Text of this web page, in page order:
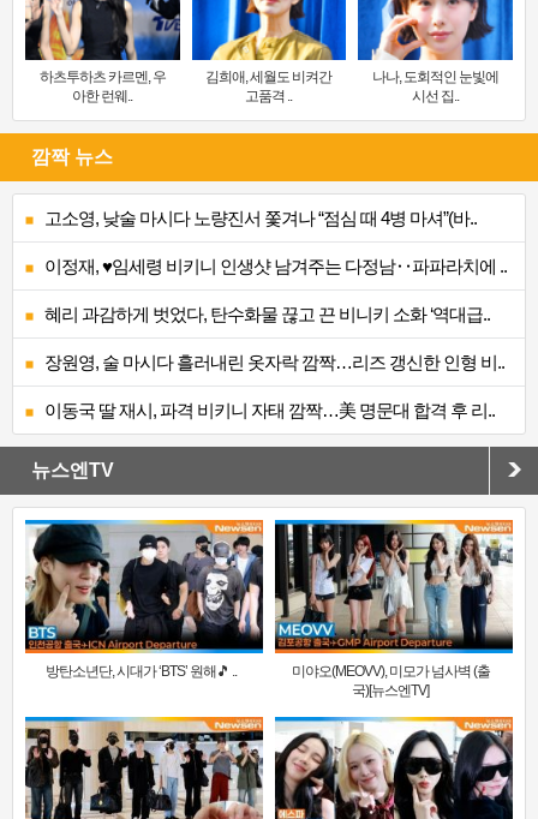
하츠투하츠 카르멘, 우
아한 런웨..
김희애, 세월도 비켜간
고품격 ..
나나, 도회적인 눈빛에
시선 집..
깜짝 뉴스
고소영, 낮술 마시다 노량진서 쫓겨나 “점심 때 4병 마셔”(바..
이정재, ♥임세령 비키니 인생샷 남겨주는 다정남‥파파라치에 ..
혜리 과감하게 벗었다, 탄수화물 끊고 끈 비니키 소화 ‘역대급..
장원영, 술 마시다 흘러내린 옷자락 깜짝…리즈 갱신한 인형 비..
이동국 딸 재시, 파격 비키니 자태 깜짝…美 명문대 합격 후 리..
뉴스엔TV
방탄소년단, 시대가 ‘BTS’ 원해🎵 ..
미야오(MEOVV), 미모가 넘사벽 (출
국)[뉴스엔TV]